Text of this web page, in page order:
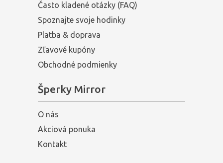
Často kladené otázky (FAQ)
Spoznajte svoje hodinky
Platba & doprava
Zľavové kupóny
Obchodné podmienky
Šperky Mirror
O nás
Akciová ponuka
Kontakt